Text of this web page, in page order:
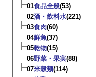
01食品全般(53)
02酒・飲料水(221)
03食肉(60)
04鮮魚(37)
05乾物(15)
06野菜・果実(88)
07米穀類(114)